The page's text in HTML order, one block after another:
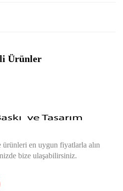
Ürünler
en uygun fiyatlarla alın
bize ulaşabilirsiniz.